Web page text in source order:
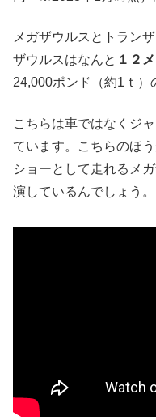
メガザウルスとトラン
ザウルスはなんと １２
24,000ポンド（約1ｔ）
こちらは車ではなくジ
ています。こちらのほ
ショーとして走れるメ
演しているんでしょう。